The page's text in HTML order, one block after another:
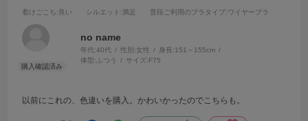
着けごこち:良い シルエット :満足 普段ご利用のブラタイプ :ワイヤーブラ
no name
年代:40代 性別:女性 身長:151～155cm
体型: ふつう サイズ:F75
以前にこれの、色違いを購入。かわいかったのでこちらも。